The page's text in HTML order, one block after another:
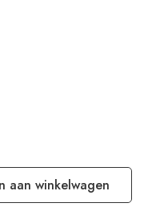
aan winkelwagen